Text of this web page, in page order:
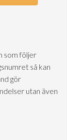
som följer
så kan
gör
utan även